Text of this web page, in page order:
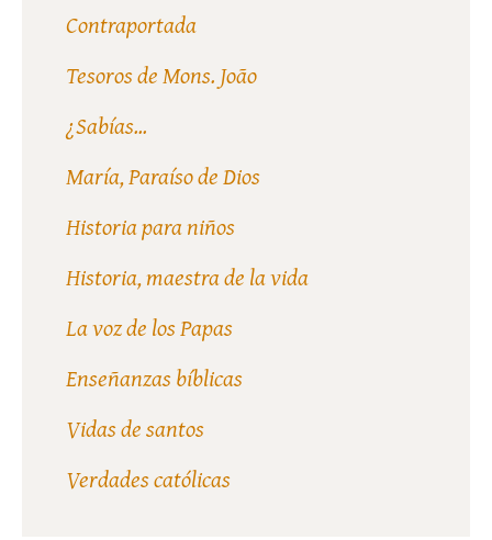
Contraportada
Tesoros de Mons. João
¿Sabías...
María, Paraíso de Dios
Historia para niños
Historia, maestra de la vida
La voz de los Papas
Enseñanzas bíblicas
Vidas de santos
Verdades católicas